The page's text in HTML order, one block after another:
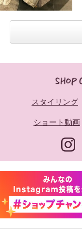
スタイリング
ショート動画